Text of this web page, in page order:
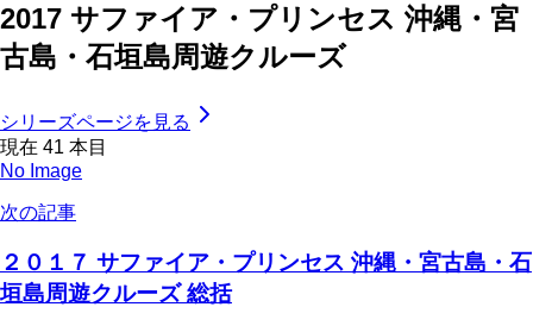
2017 サファイア・プリンセス 沖縄・宮
古島・石垣島周遊クルーズ
シリーズページを見る
現在 41 本目
No Image
次の記事
２０１７ サファイア・プリンセス 沖縄・宮古島・石
垣島周遊クルーズ 総括